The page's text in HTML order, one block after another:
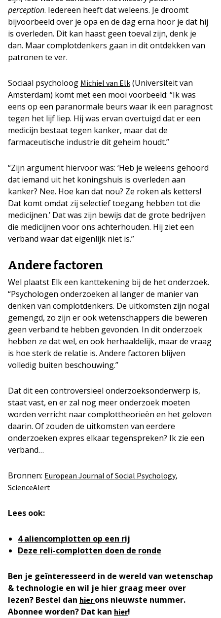
perception. Iedereen heeft dat weleens. Je droomt
bijvoorbeeld over je opa en de dag erna hoor je dat hij
is overleden. Dit kan haast geen toeval zijn, denk je
dan. Maar complotdenkers gaan in dit ontdekken van
patronen te ver.
Sociaal psycholoog Michiel van Elk (Universiteit van
Amsterdam) komt met een mooi voorbeeld: “Ik was
eens op een paranormale beurs waar ik een paragnost
tegen het lijf liep. Hij was ervan overtuigd dat er een
medicijn bestaat tegen kanker, maar dat de
farmaceutische industrie dit geheim houdt.”
“Zijn argument hiervoor was: ‘Heb je weleens gehoord
dat iemand uit het koningshuis is overleden aan
kanker? Nee. Hoe kan dat nou? Ze roken als ketters!
Dat komt omdat zij selectief toegang hebben tot die
medicijnen.’ Dat was zijn bewijs dat de grote bedrijven
die medicijnen voor ons achterhouden. Hij ziet een
verband waar dat eigenlijk niet is.”
Andere factoren
Wel plaatst Elk een kanttekening bij de het onderzoek.
“Psychologen onderzoeken al langer de manier van
denken van complotdenkers. De uitkomsten zijn nogal
gemengd, zo zijn er ook wetenschappers die beweren
geen verband te hebben gevonden. In dit onderzoek
hebben ze dat wel, en ook herhaaldelijk, maar de vraag
is hoe sterk de relatie is. Andere factoren blijven
volledig buiten beschouwing.”
Dat dit een controversieel onderzoeksonderwerp is,
staat vast, en er zal nog meer onderzoek moeten
worden verricht naar complottheorieën en het geloven
daarin. Of zouden de uitkomsten van eerdere
onderzoeken expres elkaar tegenspreken? Ik zie een
verband…
Bronnen: European Journal of Social Psychology,
ScienceAlert
Lees ook:
4 aliencomplotten op een rij
Deze reli-complotten doen de ronde
Ben je geïnteresseerd in de wereld van wetenschap
& technologie en wil je hier graag meer over
lezen? Bestel dan hierons nieuwste nummer.
Abonnee worden? Dat kan hier!